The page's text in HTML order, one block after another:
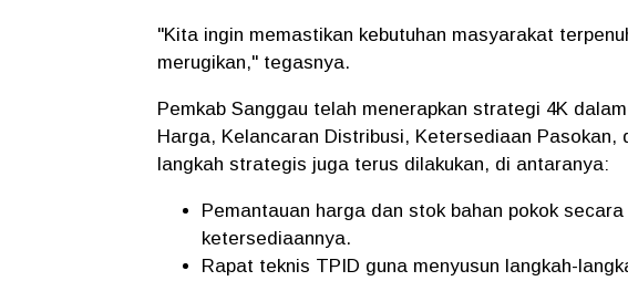
"Kita ingin memastikan kebutuhan masyarakat
merugikan," tegasnya.
Pemkab Sanggau telah menerapkan strategi 4K
Harga, Kelancaran Distribusi, Ketersediaan Pasokan,
langkah strategis juga terus dilakukan, di antaranya:
Pemantauan harga dan stok bahan pokok
ketersediaannya.
Rapat teknis TPID guna menyusun langkah-